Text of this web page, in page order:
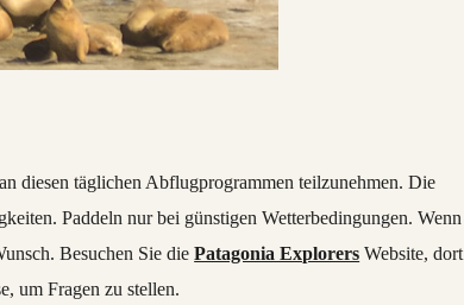
diesen täglichen Abflugprogrammen teilzunehmen. Die
Paddeln nur bei günstigen Wetterbedingungen. Wenn
Besuchen Sie diePatagonia Explorers Website, dort
um Fragen zu stellen.